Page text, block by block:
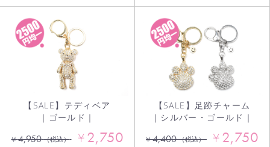
【SALE】テディベア
｜ゴールド｜
¥4,950 （税込） ¥2,750
【SALE】足跡チャーム
｜シルバー・ゴールド｜
¥4,400 （税込） ¥2,750